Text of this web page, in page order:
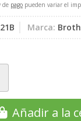
de pago pueden variar el
Marca:
Añadir a la